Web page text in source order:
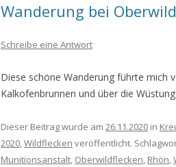
2021
MAINTAL
Wanderung bei
Schreibe eine Antwort
Diese schöne Wanderung führte mich
Kalkofenbrunnen und über die
Dieser Beitrag wurde am 26.11.2020 in
2020,Wildflecken veröffentlicht.
Munitionsanstalt, Oberwildflecken, Rhön,